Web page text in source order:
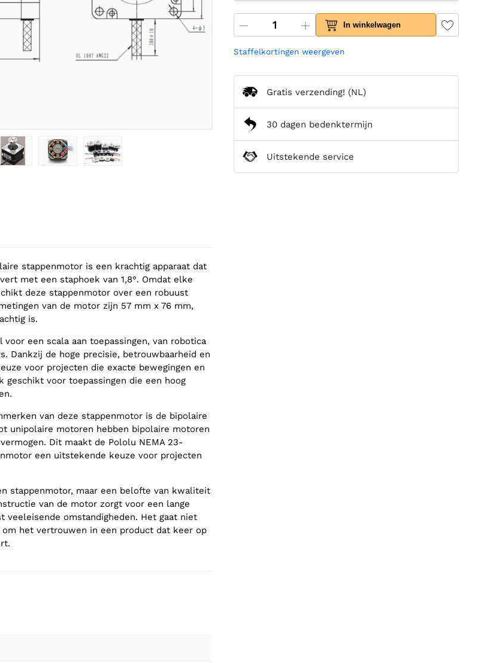
stappenmotor is een krachtig apparaat dat
met een staphoek van 1,8°. Omdat elke
deze stappenmotor over een robuust
van de motor zijn 57 mm x 76 mm,
is.
een scala aan toepassingen, van robotica
Dankzij de hoge precisie, betrouwbaarheid en
voor projecten die exacte bewegingen en
geschikt voor toepassingen die een hoog
van deze stappenmotor is de bipolaire
unipolaire motoren hebben bipolaire motoren
Dit maakt de Pololu NEMA 23-
een uitstekende keuze voor projecten
stappenmotor, maar een belofte van kwaliteit
van de motor zorgt voor een lange
veeleisende omstandigheden. Het gaat niet
het vertrouwen in een product dat keer op
In winkelwagen
Staffelkortingen weergeven
Gratis verzending! (NL)
30 dagen bedenktermijn
Uitstekende service